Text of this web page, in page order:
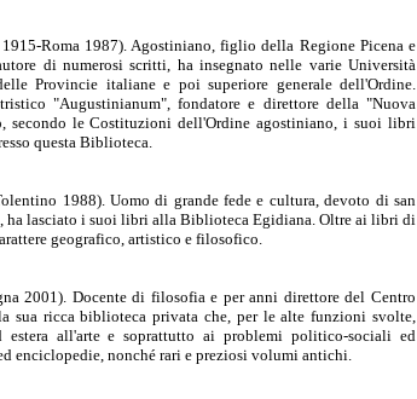
Roma 1987). Agostiniano, figlio della Regione Picena e
di numerosi scritti, ha insegnato nelle varie Università
Provincie italiane e poi superiore generale dell'Ordine.
"Augustinianum", fondatore e direttore della "Nuova
secondo le Costituzioni dell'Ordine agostiniano, i suoi libri
questa Biblioteca.
1988). Uomo di grande fede e cultura, devoto di san
ha lasciato i suoi libri alla Biblioteca Egidiana. Oltre ai libri di
geografico, artistico e filosofico.
2001). Docente di filosofia e per anni direttore del Centro
sua ricca biblioteca privata che, per le alte funzioni svolte,
estera all'arte e soprattutto ai problemi politico-sociali ed
enciclopedie, nonché rari e preziosi volumi antichi.